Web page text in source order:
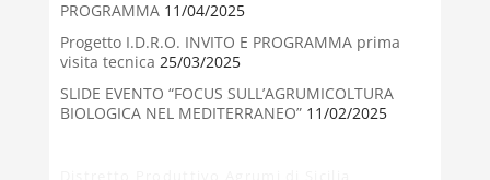
PROGRAMMA11/04/2025
Progetto I.D.R.O. INVITO E PROGRAMMA prima
visita tecnica 25/03/2025
SLIDE EVENTO “FOCUS SULL’AGRUMICOLTURA
BIOLOGICA NEL MEDITERRANEO”11/02/2025